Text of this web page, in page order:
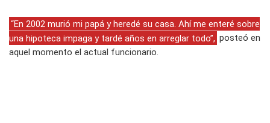
“En 2002 murió mi papá y heredé su casa. Ahí me enteré sobre
una hipoteca impaga y tardé años en arreglar todo”, posteó en
aquel momento el actual funcionario.